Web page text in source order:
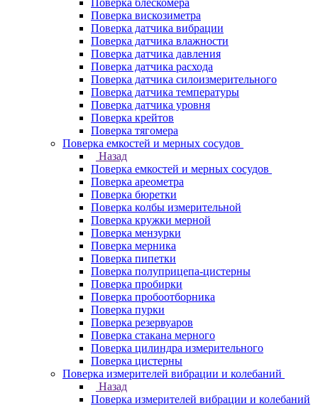
Поверка блескомера
Поверка вискозиметра
Поверка датчика вибрации
Поверка датчика влажности
Поверка датчика давления
Поверка датчика расхода
Поверка датчика силоизмерительного
Поверка датчика температуры
Поверка датчика уровня
Поверка крейтов
Поверка тягомера
Поверка емкостей и мерных сосудов
Назад
Поверка емкостей и мерных сосудов
Поверка ареометра
Поверка бюретки
Поверка колбы измерительной
Поверка кружки мерной
Поверка мензурки
Поверка мерника
Поверка пипетки
Поверка полуприцепа-цистерны
Поверка пробирки
Поверка пробоотборника
Поверка пурки
Поверка резервуаров
Поверка стакана мерного
Поверка цилиндра измерительного
Поверка цистерны
Поверка измерителей вибрации и колебаний
Назад
Поверка измерителей вибрации и колебаний